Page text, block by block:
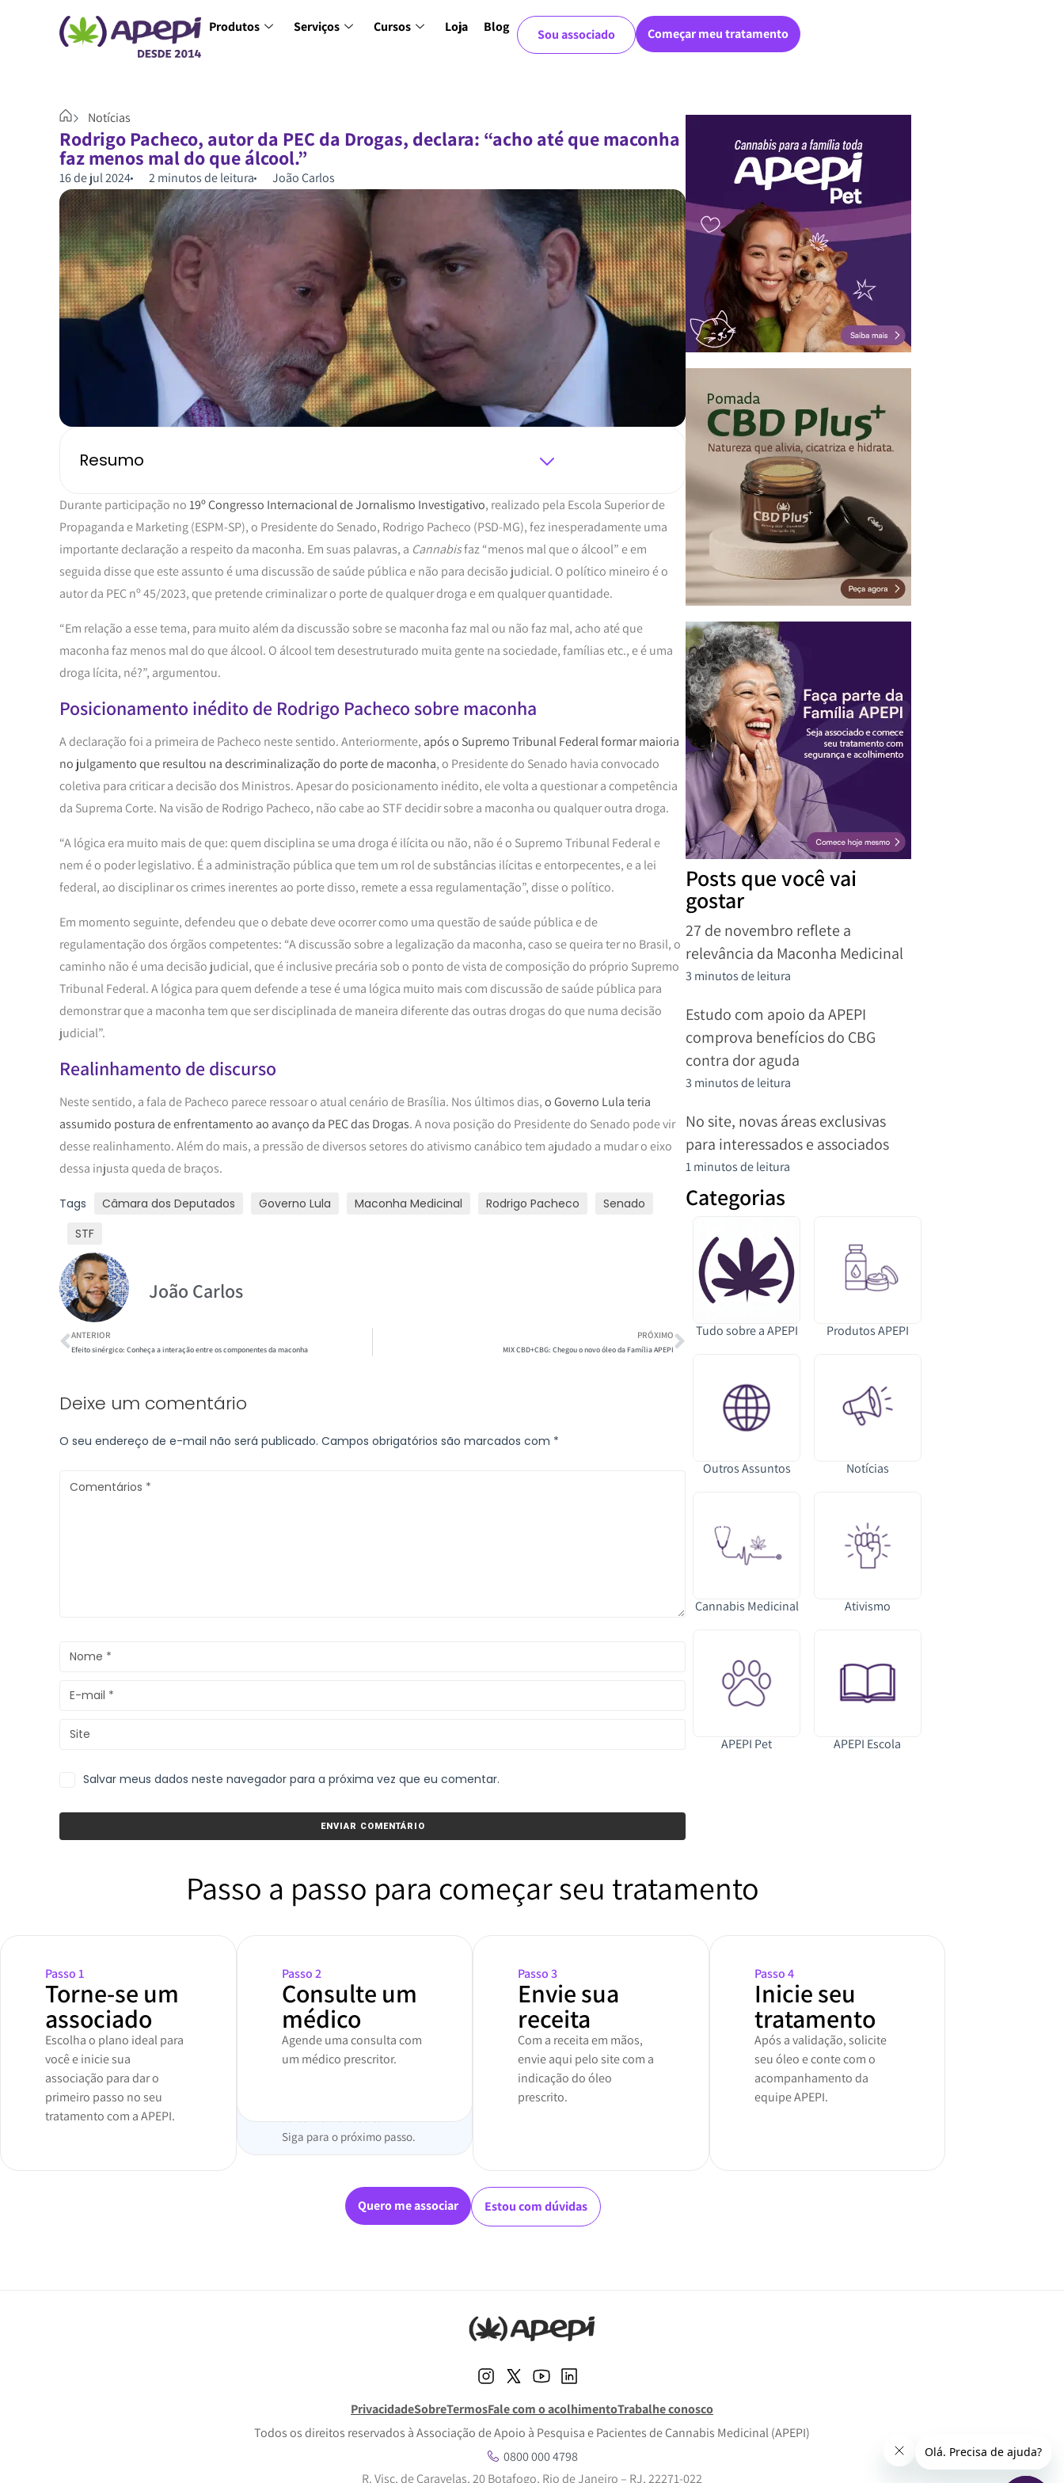
Produtos Serviços Cursos Loja Blog Sou associado Começar meu tratamento
Posts que você vai
gostar
27 de novembro reflete a
relevância da Maconha Medicinal
3 minutos de leitura
Estudo com apoio da APEPI
comprova benefícios do CBG
contra dor aguda
3 minutos de leitura
No site, novas áreas exclusivas
para interessados e associados
1 minutos de leitura
Categorias
Tudo sobre a APEPI Produtos APEPI
Outros Assuntos Notícias
Cannabis Medicinal Ativismo
APEPI Pet APEPI Escola
Notícias
Rodrigo Pacheco, autor da PEC da Drogas, declara: “acho até que maconha
faz menos mal do que álcool.”
16 de jul 2024 2 minutos de leitura João Carlos
Resumo
Durante participação no19º Congresso Internacional de Jornalismo Investigativo, realizado pela Escola Superior de
Propaganda e Marketing (ESPM-SP), o Presidente do Senado, Rodrigo Pacheco (PSD-MG), fez inesperadamente uma
importante declaração a respeito da maconha. Em suas palavras, a Cannabisfaz “menos mal que o álcool” e em
seguida disse que este assunto é uma discussão de saúde pública e não para decisão judicial. O político mineiro é o
autor da PEC nº 45/2023, que pretende criminalizar o porte de qualquer droga e em qualquer quantidade.
“Em relação a esse tema, para muito além da discussão sobre se maconha faz mal ou não faz mal, acho até que
maconha faz menos mal do que álcool. O álcool tem desestruturado muita gente na sociedade, famílias etc., e é uma
droga lícita, né?”, argumentou.
Posicionamento inédito de Rodrigo Pacheco sobre maconha
A declaração foi a primeira de Pacheco neste sentido. Anteriormente, após o Supremo Tribunal Federal formar maioria
no julgamento que resultou na descriminalização do porte de maconha, o Presidente do Senado havia convocado
coletiva para criticar a decisão dos Ministros. Apesar do posicionamento inédito, ele volta a questionar a competência
da Suprema Corte. Na visão de Rodrigo Pacheco, não cabe ao STF decidir sobre a maconha ou qualquer outra droga.
“A lógica era muito mais de que: quem disciplina se uma droga é ilícita ou não, não é o Supremo Tribunal Federal e
nem é o poder legislativo. É a administração pública que tem um rol de substâncias ilícitas e entorpecentes, e a lei
federal, ao disciplinar os crimes inerentes ao porte disso, remete a essa regulamentação”, disse o político.
Em momento seguinte, defendeu que o debate deve ocorrer como uma questão de saúde pública e de
regulamentação dos órgãos competentes: “A discussão sobre a legalização da maconha, caso se queira ter no Brasil, o
caminho não é uma decisão judicial, que é inclusive precária sob o ponto de vista de composição do próprio Supremo
Tribunal Federal. A lógica para quem defende a tese é uma lógica muito mais com discussão de saúde pública para
demonstrar que a maconha tem que ser disciplinada de maneira diferente das outras drogas do que numa decisão
judicial”.
Realinhamento de discurso
Neste sentido, a fala de Pacheco parece ressoar o atual cenário de Brasília. Nos últimos dias,o Governo Lula teria
assumido postura de enfrentamento ao avanço da PEC das Drogas. A nova posição do Presidente do Senado pode vir
desse realinhamento. Além do mais, a pressão de diversos setores do ativismo canábico tem ajudado a mudar o eixo
dessa injusta queda de braços.
Tags Câmara dos Deputados Governo Lula Maconha Medicinal Rodrigo Pacheco
Senado
STF
João Carlos
ANTERIOR
Efeito sinérgico: Conheça a interação entre os componentes da maconha
PRÓXIMO
MIX CBD+CBG: Chegou o novo óleo da Família APEPI
Deixe um comentário
O seu endereço de e-mail não será publicado. Campos obrigatórios são marcados com *
Salvar meus dados neste navegador para a próxima vez que eu comentar.
Passo a passo para começar seu tratamento
Quero me associar Estou com dúvidas
Passo 1
Torne-se um
associado
Escolha o plano ideal para
você e inicie sua
associação para dar o
primeiro passo no seu
tratamento com a APEPI.
Passo 2
Consulte um
médico
Agende uma consulta com
um médico prescritor.
Passo 3
Envie sua
receita
Com a receita em mãos,
envie aqui pelo site com a
indicação do óleo
prescrito.
Passo 4
Inicie seu
tratamento
Após a validação, solicite
seu óleo e conte com o
acompanhamento da
equipe APEPI.
Siga para o próximo passo.
PrivacidadeSobreTermosFale com o acolhimentoTrabalhe conosco
Todos os direitos reservados à Associação de Apoio à Pesquisa e Pacientes de Cannabis Medicinal (APEPI)
0800 000 4798
R. Visc. de Caravelas, 20 Botafogo, Rio de Janeiro – RJ, 22271-022